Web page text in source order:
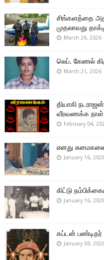
சிங்களத்தை
முதலாவது
March 26, 2026
லெப். கேணல்
March 21, 2026
தியாகி
வீரவணக்க
February 04,
எனது
January 16,
கிட்டு
January 16,
கப்டன் பண்டிதர்
January 09,